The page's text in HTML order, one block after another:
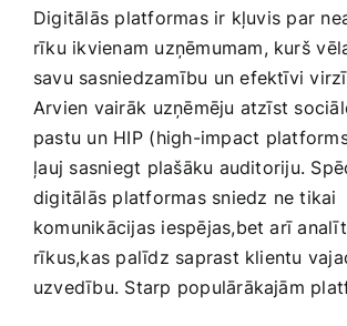
Digitālās platformas ir kļuvis par
rīku ikvienam uzņēmumam, kurš
savu sasniedzamību un efektīvi
Arvien vairāk⁢ uzņēmēju atzīst
pastu un HIP ⁢(high-impact⁤
⁢ļauj sasniegt plašāku auditoriju.
digitālās platformas sniedz ne tikai
komunikācijas iespējas,bet​ arī
rīkus,kas palīdz saprast klientu
uzvedību. Starp populārākajām